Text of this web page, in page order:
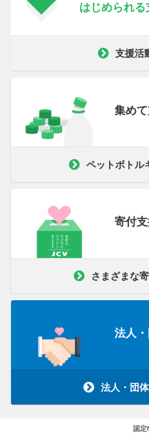
はじめられる
支援活
集め
ペットボトル
寄付
さまざまな
法人
法人・団
認定